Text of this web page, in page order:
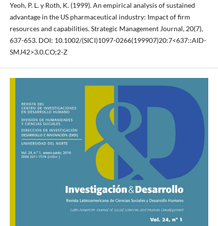
Yeoh, P. L. y Roth, K. (1999). An empirical analysis of sustained
advantage in the US pharmaceutical industry: Impact of firm
resources and capabilities. Strategic Management Journal, 20(7),
637-653. DOI: 10.1002/(SICI)1097-0266(199907)20:7<637::AID-
SMJ42>3.0.CO;2-Z